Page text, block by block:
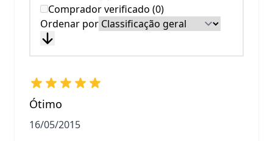
Comprador verificado (0)
Ordenar por
Ótimo
16/05/2015